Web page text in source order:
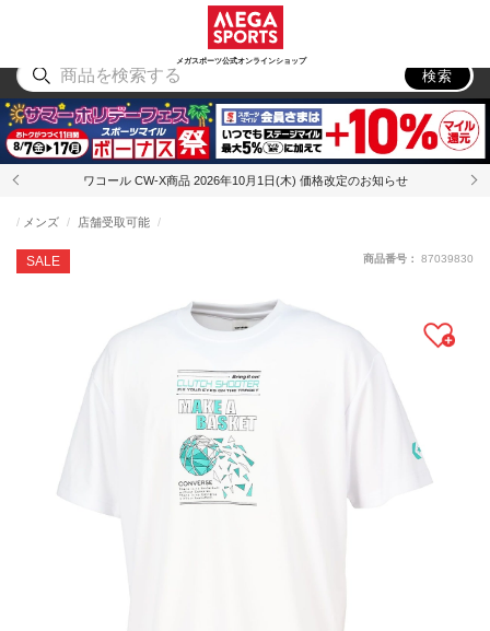
メガスポーツ公式オンラインショップ
アウトドア
検索
ワコール CW-X商品 2026年10月1日(木) 価格改定のお知らせ
SALE
メンズ 店舗受取可能
商品番号： 87039830